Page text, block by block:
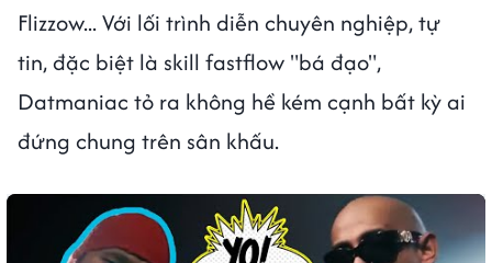
Flizzow... Với lối trình diễn chuyên nghiệp, tự
tin, đặc biệt là skill fastflow "bá đạo",
Datmaniac tỏ ra không hề kém cạnh bất kỳ ai
đứng chung trên sân khấu.